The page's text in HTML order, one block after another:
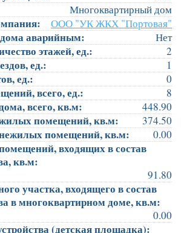
Многоквартирный дом
ООО "УК ЖКХ "Портовая"
аварийным: Нет
этажей, ед.: 2
ед.: 1
ед.: 0
всего, ед.: 8
всего, кв.м: 448.90
помещений, кв.м: 374.50
помещений, кв.м: 0.00
входящих в состав
кв.м:
91.80
участка, входящего в состав
в многоквартирном доме, кв.м:
0.00
(детская площадка):